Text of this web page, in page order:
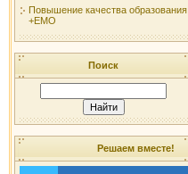
Повышение качества образования
+ЕМО
Поиск
Решаем вместе!